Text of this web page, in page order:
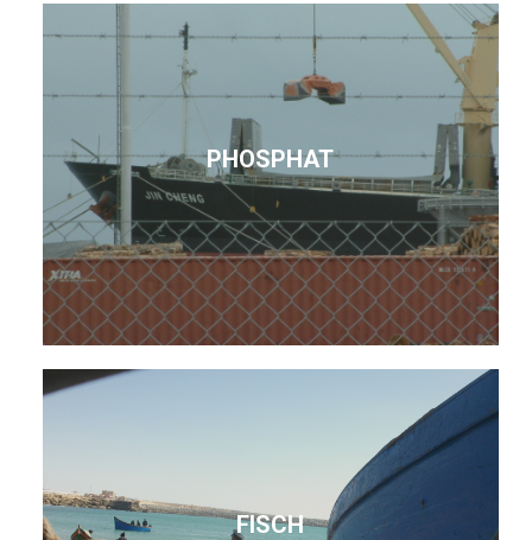
PHOSPHAT
FISCH